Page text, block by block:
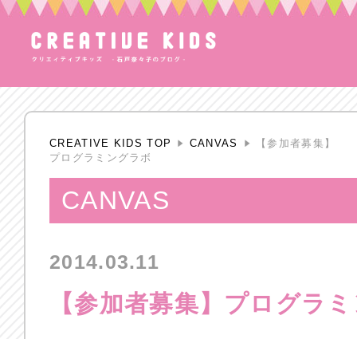
CREATIVE KIDS TOP CANVAS
【参加者募集】
プログラミングラボ
CANVAS
2014.03.11
【参加者募集】プログラ